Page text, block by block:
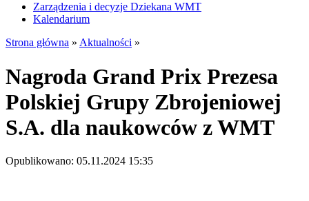
Zarządzenia i decyzje Dziekana WMT
Kalendarium
Strona główna » Aktualności »
Nagroda Grand Prix Prezesa
Polskiej Grupy Zbrojeniowej
S.A. dla naukowców z WMT
Opublikowano: 05.11.2024 15:35